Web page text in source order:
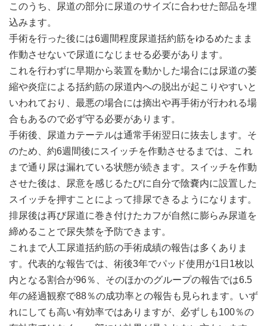
このうち、尿道の部分に尿道のサイズに合わせた部品を埋
込みます。
手術を行った後には6週間程度尿道括約筋をゆるめたまま
作動させないで尿道になじませる必要があります。
これを行わずに早期から装置を動かした場合には尿道の萎
縮や炎症による括約筋の尿道内への脱出が起こりやすいと
いわれており、最悪の場合には摘出や再手術が行われる場
合もあるので必ず守る必要があります。
手術後、尿道カテーテルは通常手術翌日に抜去します。そ
のため、約6週間後にスイッチを作動させるまでは、これ
まで通り尿は漏れている状態が続きます。スイッチを作動
させた後は、尿意を感じるたびに自分で陰嚢内に設置した
スイッチを押すことによって排尿できるようになります。
排尿後は再び尿道に巻き付けたカフが自然に膨らみ尿道を
締めることで尿失禁を予防できます。
これまで人工尿道括約筋の手術成績の報告は多くありま
す。代表的な報告では、術後3年でパッド使用が1日1枚以
内となる割合が96％、そのほかのグループの報告では6.5
年の経過観察で88％の成功率との報告も見られます。いず
れにしても高い有効率ではありますが、必ずしも100％の